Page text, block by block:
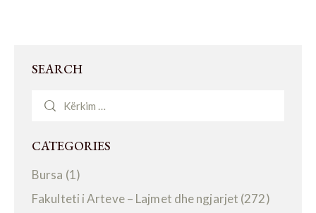
SEARCH
CATEGORIES
Bursa (1)
Fakulteti i Arteve – Lajmet dhe ngjarjet (272)